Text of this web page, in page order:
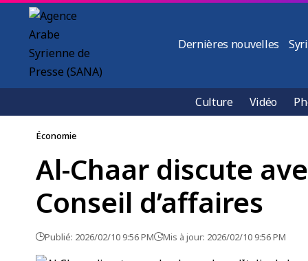
Dernières nouvelles
Culture Vidéo
Économie
Al-Chaar discute
Conseil d’affaires
Publié: 2026/02/10 9:56 PM Mis à jour: 2026/02/10 9:56 PM